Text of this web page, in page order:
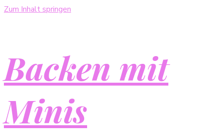
Zum Inhalt springen
Backen mit
Minis